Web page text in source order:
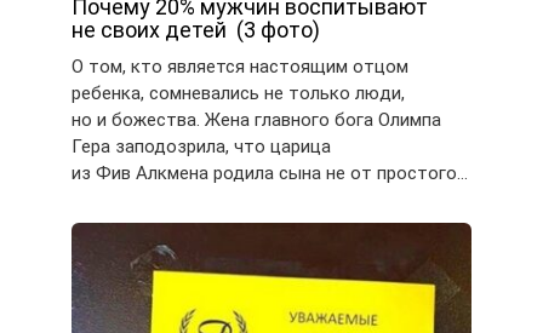
Почему 20% мужчин воспитывают
не своих детей (3 фото)
О том, кто является настоящим отцом
ребенка, сомневались не только люди,
но и божества. Жена главного бога Олимпа
Гера заподозрила, что царица
из Фив Алкмена родила сына не от простого…